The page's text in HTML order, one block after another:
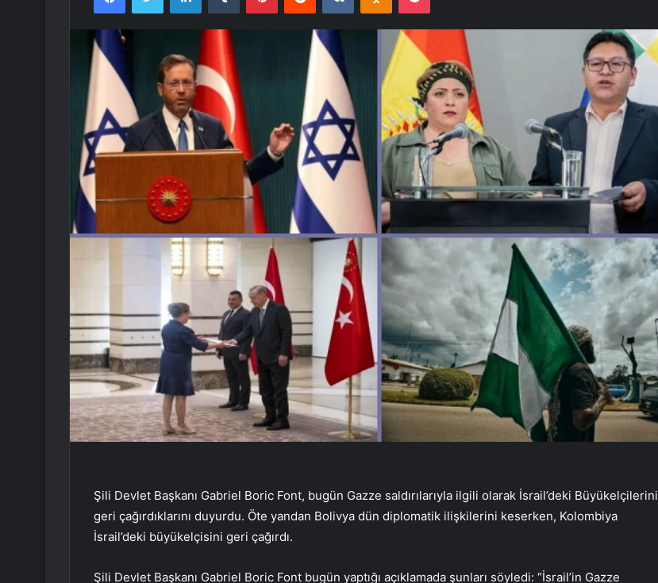
Şili Devlet Başkanı Gabriel Boric Font, bugün Gazze saldırılarıyla ilgili olarak İsrail’deki Büyükelçilerini
geri çağırdıklarını duyurdu. Öte yandan Bolivya dün diplomatik ilişkilerini keserken, Kolombiya
İsrail’deki büyükelçisini geri çağırdı.
Şili Devlet Başkanı Gabriel Boric Font bugün yaptığı açıklamada şunları söyledi: “İsrail’in Gazze